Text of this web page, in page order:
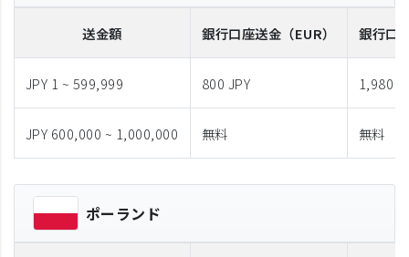
送金額 銀行口座送金 （EUR） 銀行口
JPY 1 ~ 599,999 800 JPY 1,980
JPY 600,000 ~ 1,000,000 無料 無料
ポーランド